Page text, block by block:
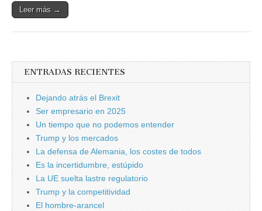
Leer más →
ENTRADAS RECIENTES
Dejando atrás el Brexit
Ser empresario en 2025
Un tiempo que no podemos entender
Trump y los mercados
La defensa de Alemania, los costes de todos
Es la incertidumbre, estúpido
La UE suelta lastre regulatorio
Trump y la competitividad
El hombre-arancel